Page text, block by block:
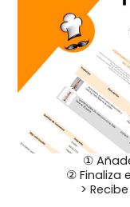
①
② Finaliza
>